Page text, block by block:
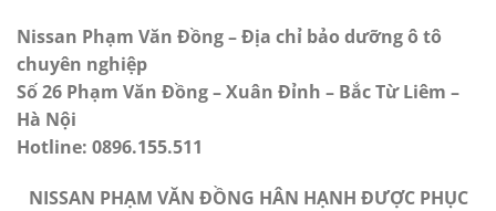
Nissan Phạm Văn Đồng – Địa chỉ bảo dưỡng ô tô
chuyên nghiệp
Số 26 Phạm Văn Đồng – Xuân Đỉnh – Bắc Từ Liêm –
Hà Nội
Hotline: 0896.155.511
NISSAN PHẠM VĂN ĐỒNG HÂN HẠNH ĐƯỢC PHỤC